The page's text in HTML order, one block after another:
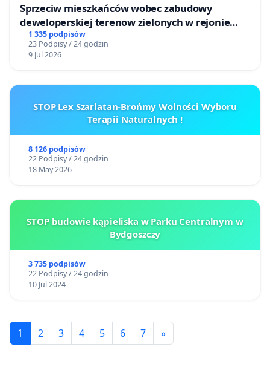
Sprzeciw mieszkańców wobec zabudowy
deweloperskiej terenow zielonych w rejonie
Bulwarów Straceńskich w Bielsku-Białej
1 335 podpisów
23 Podpisy / 24 godzin
9 Jul 2026
STOP Lex Szarlatan-Brońmy Wolności Wyboru
Terapii Naturalnych !
8 126 podpisów
22 Podpisy / 24 godzin
18 May 2026
STOP budowie kąpieliska w Parku Centralnym w
Bydgoszczy
3 735 podpisów
22 Podpisy / 24 godzin
10 Jul 2024
1 2 3 4 5 6 7 »